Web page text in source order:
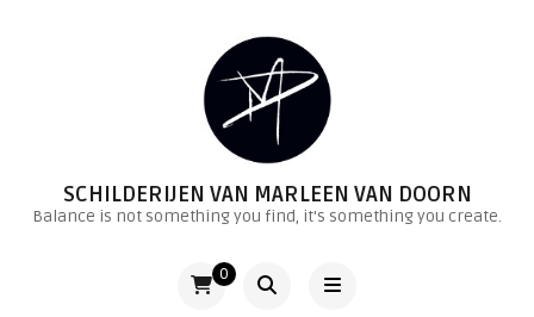
SCHILDERIJEN VAN MARLEEN VAN DOORN
Balance is not something you find, it's something you create.
0